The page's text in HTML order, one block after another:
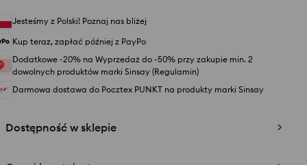
Jesteśmy z Polski! Poznaj nas bliżej
Kup teraz, zapłać później z PayPo
Dodatkowe -20% na Wyprzedaż do -50% przy zakupie min. 2
dowolnych produktów marki Sinsay (Regulamin)
Darmowa dostawa do Pocztex PUNKT na produkty marki Sinsay
Dostępność w sklepie